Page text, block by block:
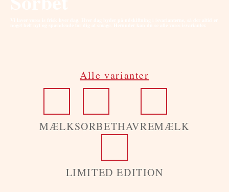
Alle varianter
MÆLKSORBETHAVREMÆLK
LIMITED EDITION